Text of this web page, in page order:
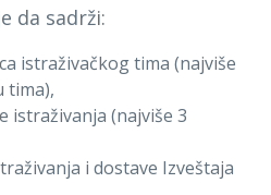
da sadrži:
istraživačkog tima (najviše
tima),
istraživanja (najviše 3
i dostave Izveštaja